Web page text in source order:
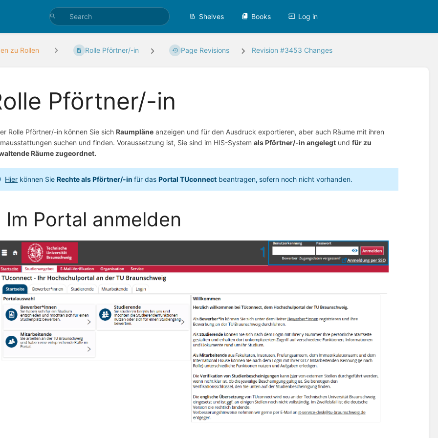
Shelves Books Log in
zu Rollen Rolle Pförtner/-in Page Revisions Revision #3453 Changes
Pförtner/-in
Rolle Pförtner/-in können Sie sich Raumpläne anzeigen und für den Ausdruck exportieren, aber auch Räume mit ihren
suchen und finden. Voraussetzung ist, Sie sind im HIS-Systemals Pförtner/-in angelegt undfür zu
Räume zugeordnet.
Hier können SieRechte als Pförtner/-infür dasPortal TUconnect beantragen, sofern noch nicht vorhanden.
Im Portal anmelden